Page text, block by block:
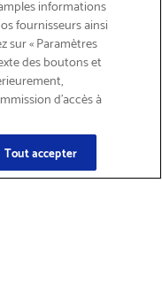
15%
Inscription
informations
fournisseurs ainsi
sur « Paramètres
des boutons et
d’accès à
Tout accepter